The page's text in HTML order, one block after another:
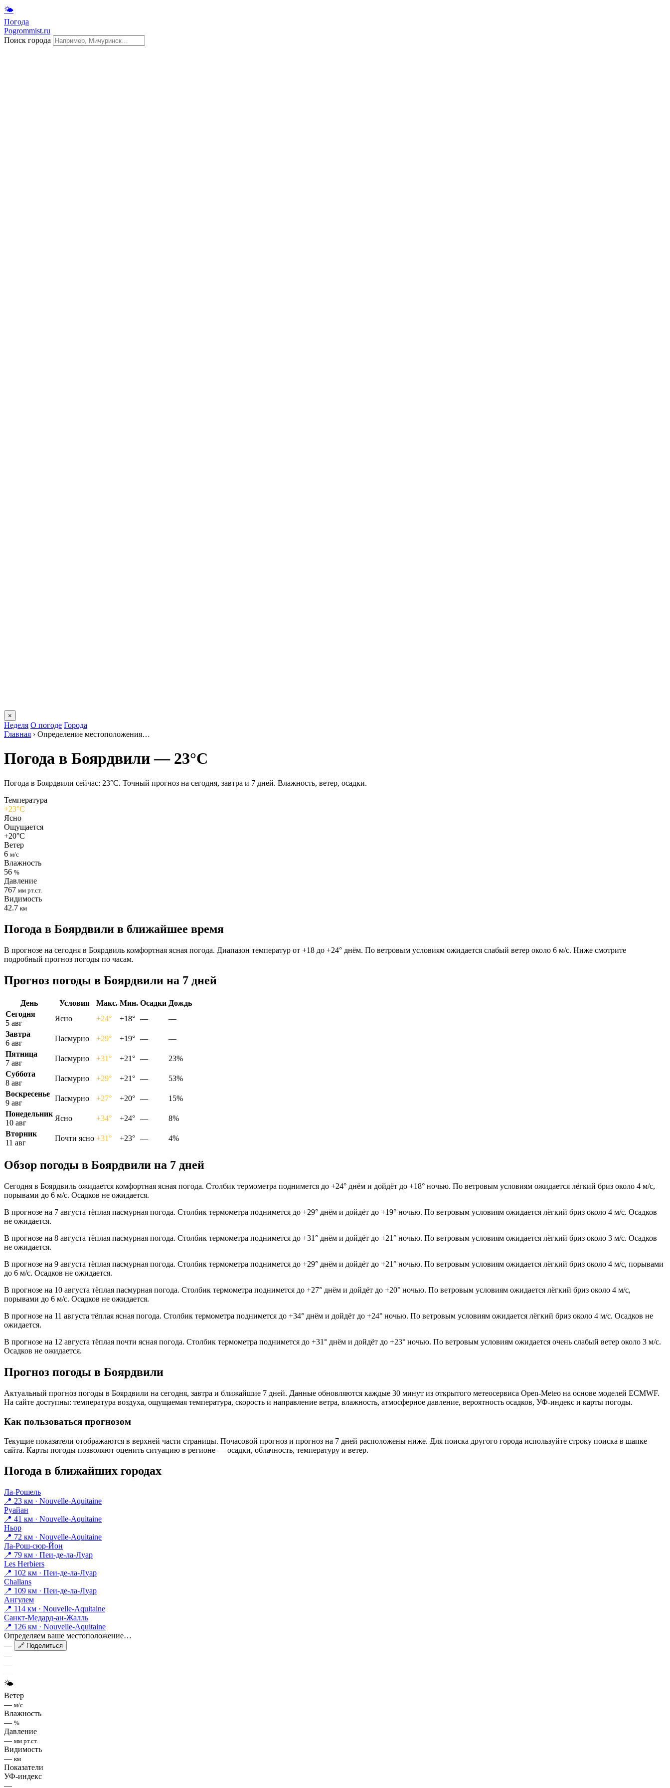
🌤
Погода
Pogrommist.ru
Поиск города
×
Неделя О погоде Города
Главная › Определение местоположения…
Погода в Боярдвили — 23°C
Погода в Боярдвили сейчас: 23°C. Точный прогноз на сегодня, завтра и 7 дней. Влажность, ветер, осадки.
Температура
+23°C
Ясно
Ощущается
+20°C
Ветер
6 м/с
Влажность
56 %
Давление
767 мм рт.ст.
Видимость
42.7 км
Погода в Боярдвили в ближайшее время
В прогнозе на сегодня в Боярдвиль комфортная ясная погода. Диапазон температур от +18 до +24° днём. По ветровым условиям ожидается слабый ветер около 6 м/с. Ниже смотрите
подробный прогноз погоды по часам.
Прогноз погоды в Боярдвили на 7 дней
День Условия Макс. Мин. Осадки Дождь
Сегодня
5 авг
Ясно +24° +18° —
—
Завтра
6 авг
Пасмурно +29° +19° —
—
Пятница
7 авг
Пасмурно +31° +21° —
23%
Суббота
8 авг
Пасмурно +29° +21° —
53%
Воскресенье
9 авг
Пасмурно +27° +20° —
15%
Понедельник
10 авг
Ясно +34° +24° —
8%
Вторник
11 авг
Почти ясно +31° +23° — 4%
Обзор погоды в Боярдвили на 7 дней
Сегодня в Боярдвиль ожидается комфортная ясная погода. Столбик термометра поднимется до +24° днём и дойдёт до +18° ночью. По ветровым условиям ожидается лёгкий бриз около 4 м/с,
порывами до 6 м/с. Осадков не ожидается.
В прогнозе на 7 августа тёплая пасмурная погода. Столбик термометра поднимется до +29° днём и дойдёт до +19° ночью. По ветровым условиям ожидается лёгкий бриз около 4 м/с. Осадков
не ожидается.
В прогнозе на 8 августа тёплая пасмурная погода. Столбик термометра поднимется до +31° днём и дойдёт до +21° ночью. По ветровым условиям ожидается лёгкий бриз около 3 м/с. Осадков
не ожидается.
В прогнозе на 9 августа тёплая пасмурная погода. Столбик термометра поднимется до +29° днём и дойдёт до +21° ночью. По ветровым условиям ожидается лёгкий бриз около 4 м/с, порывами
до 6 м/с. Осадков не ожидается.
В прогнозе на 10 августа тёплая пасмурная погода. Столбик термометра поднимется до +27° днём и дойдёт до +20° ночью. По ветровым условиям ожидается лёгкий бриз около 4 м/с,
порывами до 6 м/с. Осадков не ожидается.
В прогнозе на 11 августа тёплая ясная погода. Столбик термометра поднимется до +34° днём и дойдёт до +24° ночью. По ветровым условиям ожидается лёгкий бриз около 4 м/с. Осадков не
ожидается.
В прогнозе на 12 августа тёплая почти ясная погода. Столбик термометра поднимется до +31° днём и дойдёт до +23° ночью. По ветровым условиям ожидается очень слабый ветер около 3 м/с.
Осадков не ожидается.
Прогноз погоды в Боярдвили
Актуальный прогноз погоды в Боярдвили на сегодня, завтра и ближайшие 7 дней. Данные обновляются каждые 30 минут из открытого метеосервиса Open-Meteo на основе моделей ECMWF.
На сайте доступны: температура воздуха, ощущаемая температура, скорость и направление ветра, влажность, атмосферное давление, вероятность осадков, УФ-индекс и карты погоды.
Как пользоваться прогнозом
Текущие показатели отображаются в верхней части страницы. Почасовой прогноз и прогноз на 7 дней расположены ниже. Для поиска другого города используйте строку поиска в шапке
сайта. Карты погоды позволяют оценить ситуацию в регионе — осадки, облачность, температуру и ветер.
Погода в ближайших городах
Ла-Рошель
📍 23 км · Nouvelle-Aquitaine
Руайан
📍 41 км · Nouvelle-Aquitaine
Ньор
📍 72 км · Nouvelle-Aquitaine
Ла-Рош-сюр-Йон
📍 79 км · Пеи-де-ла-Луар
Les Herbiers
📍 102 км · Пеи-де-ла-Луар
Challans
📍 109 км · Пеи-де-ла-Луар
Ангулем
📍 114 км · Nouvelle-Aquitaine
Санкт-Медард-ан-Жалль
📍 126 км · Nouvelle-Aquitaine
Определяем ваше местоположение…
—
🔗 Поделиться
—
—
—
🌤
Ветер
— м/с
Влажность
— %
Давление
— мм рт.ст.
Видимость
— км
Показатели
УФ-индекс
—